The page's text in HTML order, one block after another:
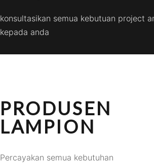
konsultasikan semua kebutuan project
kepada anda
PRODUSEN
LAMPION
Percayakan semua kebutuhan